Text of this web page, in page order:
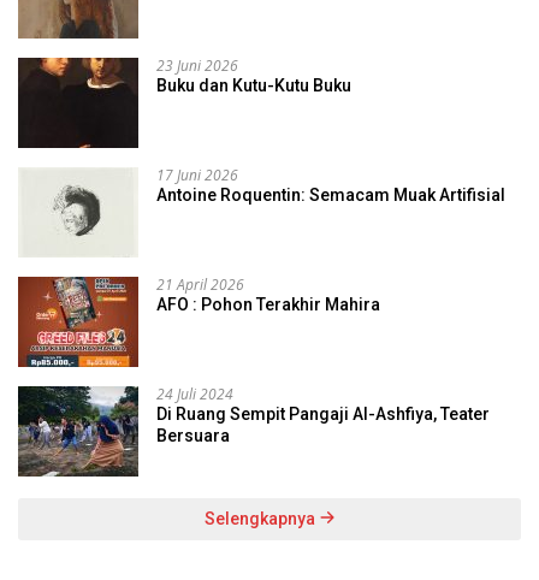
23 Juni 2026
Buku dan Kutu-Kutu Buku
17 Juni 2026
Antoine Roquentin: Semacam Muak Artifisial
21 April 2026
AFO : Pohon Terakhir Mahira
24 Juli 2024
Di Ruang Sempit Pangaji Al-Ashfiya, Teater
Bersuara
Selengkapnya